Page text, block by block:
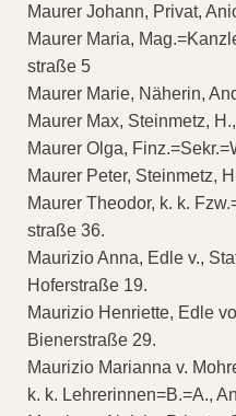
Maurer Johann, Privat,
Maurer Maria,
straße 5
Maurer Marie, Näherin,
Maurer Max, Steinmetz,
Maurer Olga,
Maurer Peter, Steinmetz,
Maurer Theodor, k. k.
straße 36.
Maurizio Anna, Edle v.,
Hoferstraße 19.
Maurizio Henriette, Edle
Bienerstraße 29.
Maurizio Marianna v.
k. k. Lehrerinnen=B.=A.,